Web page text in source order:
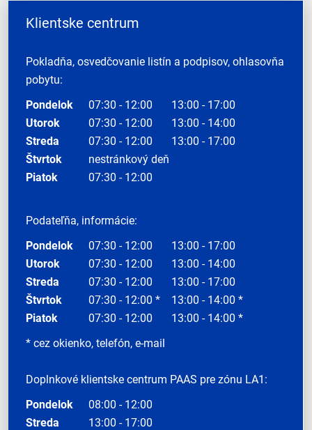
Klientske centrum
Pokladňa, osvedčovanie listín a podpisov, ohlasovňa
pobytu:
Pondelok
07:30 - 12:00
13:00 - 17:00
Utorok
07:30 - 12:00
13:00 - 14:00
Streda
07:30 - 12:00
13:00 - 17:00
Štvrtok
nestránkový deň
Piatok
07:30 - 12:00
Podateľňa, informácie:
Pondelok
07:30 - 12:00
13:00 - 17:00
Utorok
07:30 - 12:00
13:00 - 14:00
Streda
07:30 - 12:00
13:00 - 17:00
Štvrtok
07:30 - 12:00 *
13:00 - 14:00 *
Piatok
07:30 - 12:00
13:00 - 14:00 *
* cez okienko, telefón, e-mail
Doplnkové klientske centrum PAAS pre zónu LA1:
Pondelok
08:00 - 12:00
Streda
13:00 - 17:00